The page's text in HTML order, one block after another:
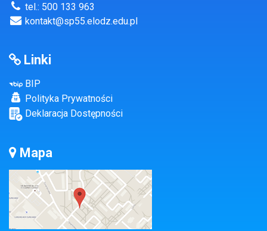
tel.: 500 133 963
kontakt@sp55.elodz.edu.pl
Linki
BIP
Polityka Prywatności
Deklaracja Dostępności
Mapa